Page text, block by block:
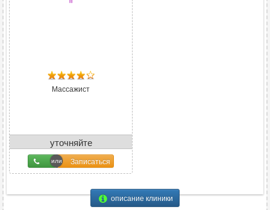
Массажист
уточняйте
Записаться
описание клиники